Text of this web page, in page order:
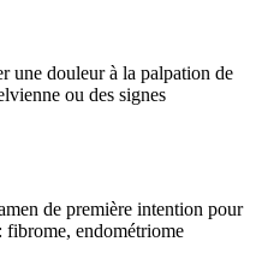
une douleur à la palpation de
ou des signes
de première intention pour
fibrome, endométriome